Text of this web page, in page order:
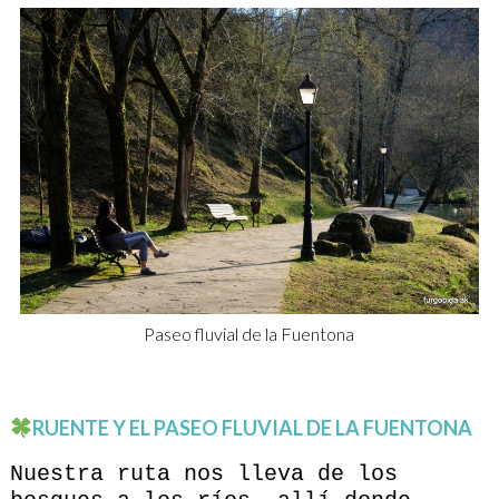
Paseo fluvial de la Fuentona
RUENTE Y EL PASEO FLUVIAL DE LA FUENTONA
Nuestra ruta nos lleva de los